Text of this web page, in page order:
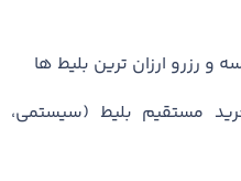
و رزرو ارزان ‌ترین بلیط ‌ها
مستقیم بلیط (سیستمی،